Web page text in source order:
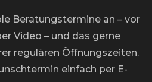
Beratungstermine an – vor
Video – und das gerne
regulären Öffnungszeiten.
einfach per E-